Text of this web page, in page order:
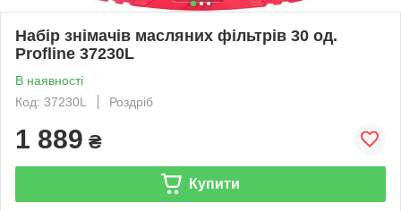
Набір знімачів масляних фільтрів 30 од.
Profline 37230L
В наявності
Код: 37230L
Роздріб
1 889 ₴
Купити